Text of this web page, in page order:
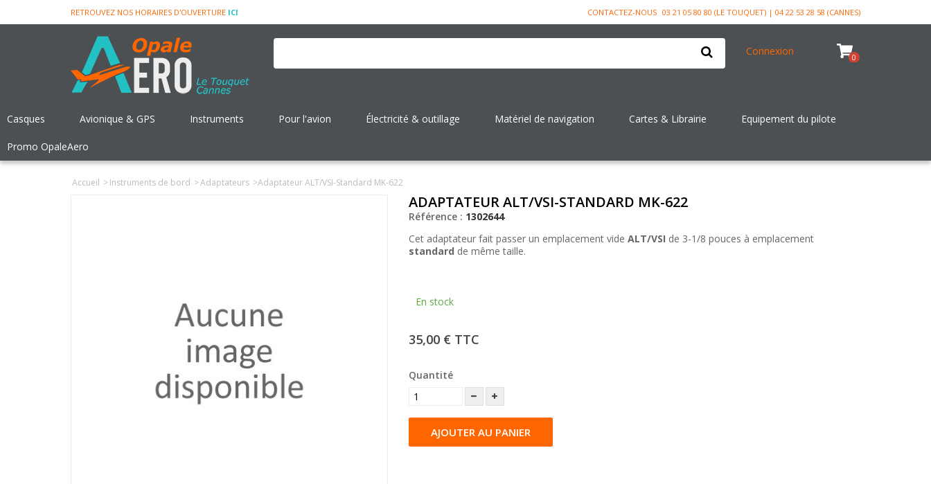
CONTACTEZ-NOUS 03 21 05 80 80 (LE TOUQUET) | 04 22 53 28 58 (CANNES)
RETROUVEZ NOS HORAIRES D'OUVERTURE ICI
Connexion 0
Casques Avionique & GPS Instruments Pour l'avion Électricité & outillage Matériel de navigation Cartes & Librairie Equipement du pilote
Promo OpaleAero
Accueil >Instruments de bord >Adaptateurs >Adaptateur ALT/VSI-Standard MK-622
ADAPTATEUR ALT/VSI-STANDARD MK-622
Référence : 1302644
Cet adaptateur fait passer un emplacement vide ALT/VSI de 3-1/8 pouces à emplacement
standard de même taille.
En stock
35,00 € TTC
Quantité
AJOUTER AU PANIER